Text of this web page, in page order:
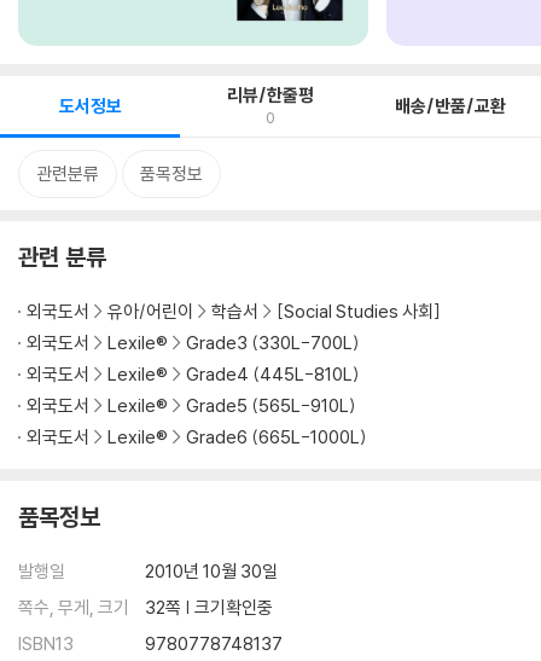
도서정보 리뷰/한줄평
0 배송/반품/교환
관련분류 품목정보
관련 분류
외국도서 유아/어린이 학습서
[Social Studies 사회]
외국도서
Lexile®
Grade3 (330L-700L)
외국도서
Lexile®
Grade4 (445L-810L)
외국도서
Lexile®
Grade5 (565L-910L)
외국도서
Lexile® Grade6 (665L-1000L)
품목정보
발행일
2010년 10월 30일
쪽수, 무게, 크기
32쪽 | 크기확인중
ISBN13
9780778748137